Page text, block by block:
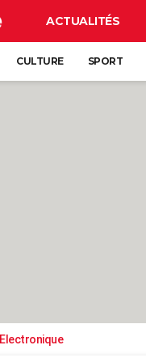
ACTUALITÉS
CULTURE SPORT
Electronique